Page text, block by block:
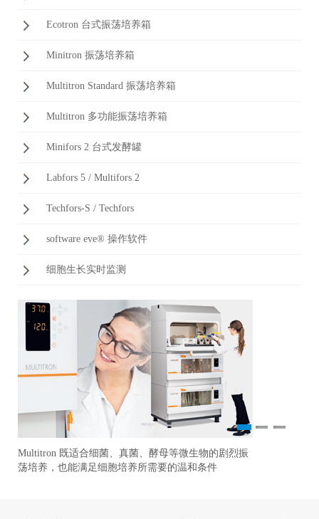
Ecotron 台式振荡培养箱
Minitron 振荡培养箱
Multitron Standard 振荡培养箱
Multitron 多功能振荡培养箱
Minifors 2 台式发酵罐
Labfors 5 / Multifors 2
Techfors-S / Techfors
software eve® 操作软件
细胞生长实时监测
Multitron 既适合细菌、真菌、酵母等微生物的剧烈振
荡培养，也能满足细胞培养所需要的温和条件
1 2